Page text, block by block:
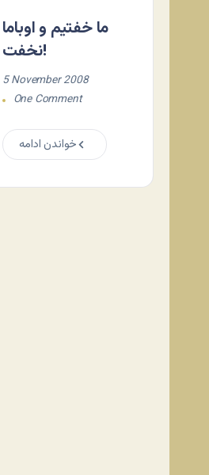
ما خفتیم و اوباما
نخفت!
5 November 2008
One Comment
خواندن ادامه